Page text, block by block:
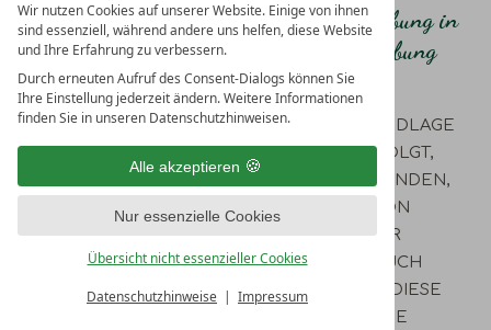
Wir nutzen Cookies auf unserer Website. Einige von ihnen
sind essenziell, während andere uns helfen, diese Website
und Ihre Erfahrung zu verbessern.
Durch erneuten Aufruf des Consent-Dialogs können Sie
Ihre Einstellung jederzeit ändern. Weitere Informationen
finden Sie in unseren Datenschutzhinweisen.
Alle akzeptieren
Nur essenzielle Cookies
Übersicht nicht essenzieller Cookies
Datenschutzhinweise Impressum
Widerspruchsrecht gegen die Datenerhebung in
besonderen Fällen sowie gegen Direktwerbung
(Art. 21 DSGVO)
WENN DIE DATENVERARBEITUNG AUF GRUNDLAGE
VON ART. 6 ABS. 1 LIT. E ODER F DSGVO ERFOLGT,
HABEN SIE JEDERZEIT DAS RECHT, AUS GRÜNDEN,
DIE SICH AUS IHRER BESONDEREN SITUATION
ERGEBEN, GEGEN DIE VERARBEITUNG IHRER
PERSONENBEZOGENEN DATEN WIDERSPRUCH
EINZULEGEN; DIES GILT AUCH FÜR EIN AUF DIESE
BESTIMMUNGEN GESTÜTZTES PROFILING. DIE